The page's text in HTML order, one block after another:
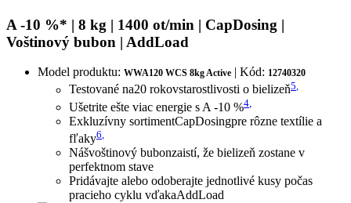
A -10 %* | 8 kg | 1400 ot/min | CapDosing |
Voštinový bubon | AddLoad
Model produktu: WWA120 WCS 8kg Active | Kód: 12740320
Testované na20 rokovstarostlivosti o bielizeň5
Ušetrite ešte viac energie s A -10 %4
Exkluzívny sortimentCapDosingpre rôzne textílie a
fľaky6,
Nášvoštinový bubonzaistí, že bielizeň zostane v
perfektnom stave
Pridávajte alebo odoberajte jednotlivé kusy počas
pracieho cyklu vďakaAddLoad